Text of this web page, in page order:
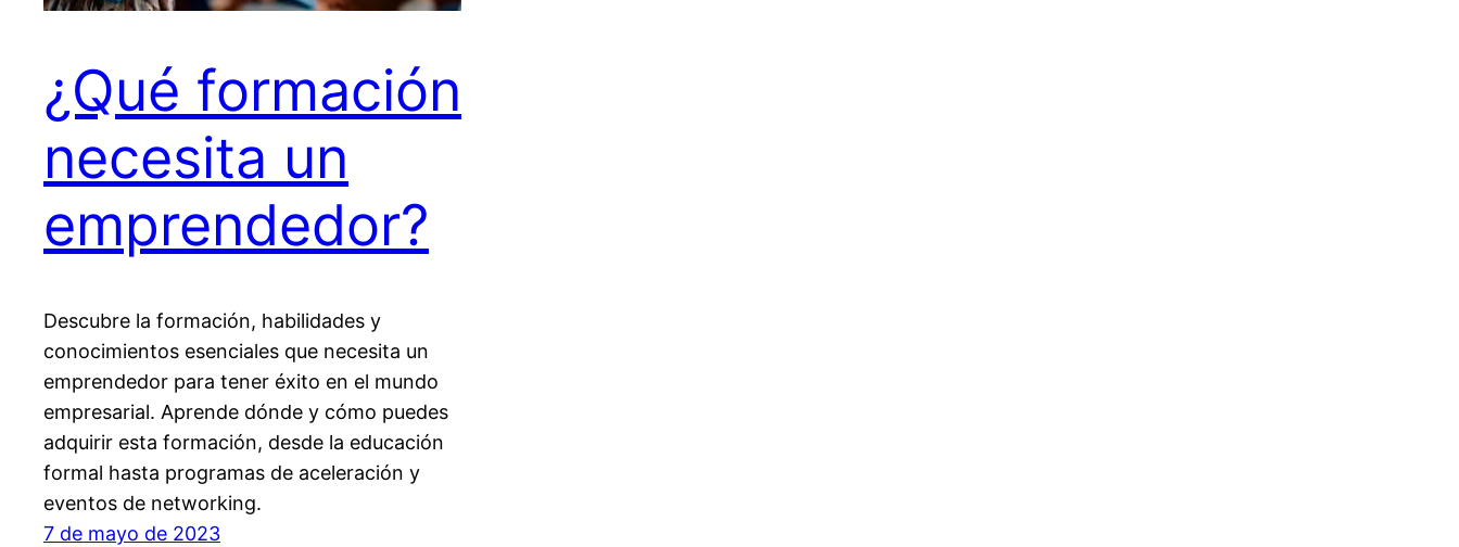
¿Qué formación
necesita un
emprendedor?
Descubre la formación, habilidades y
conocimientos esenciales que necesita un
emprendedor para tener éxito en el mundo
empresarial. Aprende dónde y cómo puedes
adquirir esta formación, desde la educación
formal hasta programas de aceleración y
eventos de networking.
7 de mayo de 2023